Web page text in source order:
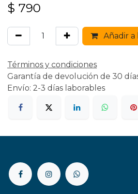
$ 790
Añadir a
Términos y condiciones
Garantía de devolución de 30
Envío: 2-3 días laborables